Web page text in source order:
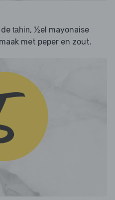
tahin, ½el mayonaise
met peper en zout.